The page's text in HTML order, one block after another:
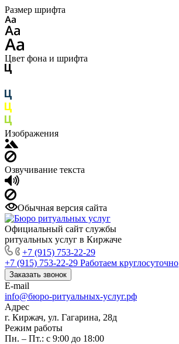
Размер шрифта
Цвет фона и шрифта
Изображения
Озвучивание текста
Обычная версия сайта
Официальный сайт службы
ритуальных услуг в Киржаче
+7 (915) 753-22-29
+7 (915) 753-22-29 Работаем круглосуточно
Заказать звонок
E-mail
info@бюро-ритуальных-услуг.рф
Адрес
г. Киржач, ул. Гагарина, 28д
Режим работы
Пн. – Пт.: с 9:00 до 18:00